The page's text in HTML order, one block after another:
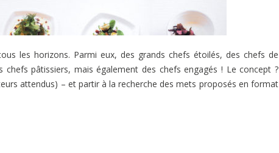
les horizons. Parmi eux, des grands chefs étoilés, des chefs de
chefs pâtissiers, mais également des chefs engagés ! Le concept ?
attendus) – et partir à la recherche des mets proposés en format